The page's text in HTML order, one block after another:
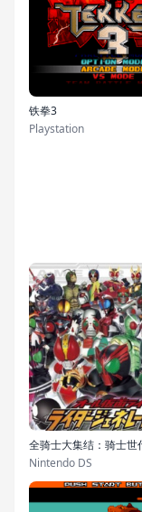
铁拳3
Playstation
全骑士大集结：骑士世
Nintendo DS